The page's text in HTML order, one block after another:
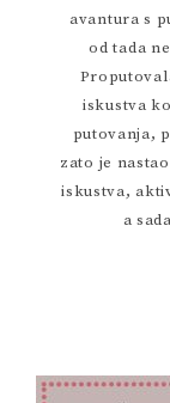
avantura s
od tada
iskustva
putovanja,
zato je
iskustva,
a